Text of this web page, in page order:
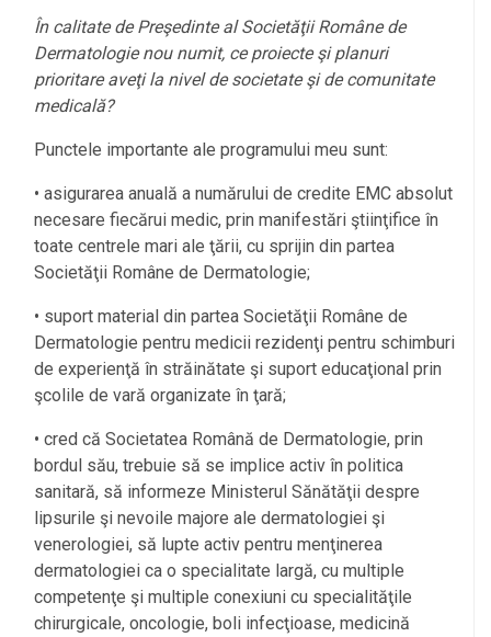
În calitate de Preşedinte al Societăţii Române de
Dermatologie nou numit, ce proiecte şi planuri
prioritare aveţi la nivel de societate şi de comunitate
medicală?
Punctele importante ale programului meu sunt:
• asigurarea anuală a numărului de credite EMC absolut
necesare fiecărui medic, prin manifestări ştiinţifice în
toate centrele mari ale ţării, cu sprijin din partea
Societăţii Române de Dermatologie;
• suport material din partea Societăţii Române de
Dermatologie pentru medicii rezidenţi pentru schimburi
de experienţă în străinătate şi suport educaţional prin
şcolile de vară organizate în ţară;
• cred că Societatea Română de Dermatologie, prin
bordul său, trebuie să se implice activ în politica
sanitară, să informeze Ministerul Sănătăţii despre
lipsurile şi nevoile majore ale dermatologiei şi
venerologiei, să lupte activ pentru menţinerea
dermatologiei ca o specialitate largă, cu multiple
competenţe şi multiple conexiuni cu specialităţile
chirurgicale, oncologie, boli infecţioase, medicină